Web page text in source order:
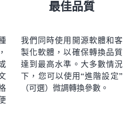
最佳品質
我們同時使用開源軟體和客
製化軟體，以確保轉換品質
達到最高水準。大多數情況
下，您可以使用“進階設定”
（可選）微調轉換參數。